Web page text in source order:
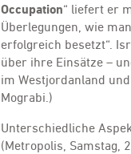
Occupation“ liefert er
Überlegungen, wie
erfolgreich besetzt“.
über ihre Einsätze –
im Westjordanland
Mograbi.)
Unterschiedliche
(Metropolis, Samstag,